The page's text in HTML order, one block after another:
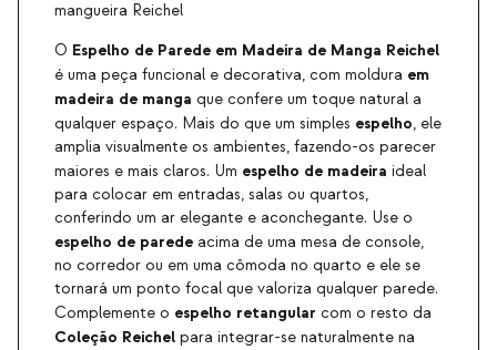
mangueira Reichel
O Espelho de Parede em Madeira de Manga Reichel
é uma peça funcional e decorativa, com moldura em
madeira de manga que confere um toque natural a
qualquer espaço. Mais do que um simples espelho, ele
amplia visualmente os ambientes, fazendo-os parecer
maiores e mais claros. Um espelho de madeira ideal
para colocar em entradas, salas ou quartos,
conferindo um ar elegante e aconchegante. Use o
espelho de parede acima de uma mesa de console,
no corredor ou em uma cômoda no quarto e ele se
tornará um ponto focal que valoriza qualquer parede.
Complemente o espelho retangular com o resto da
Coleção Reichel para integrar-se naturalmente na